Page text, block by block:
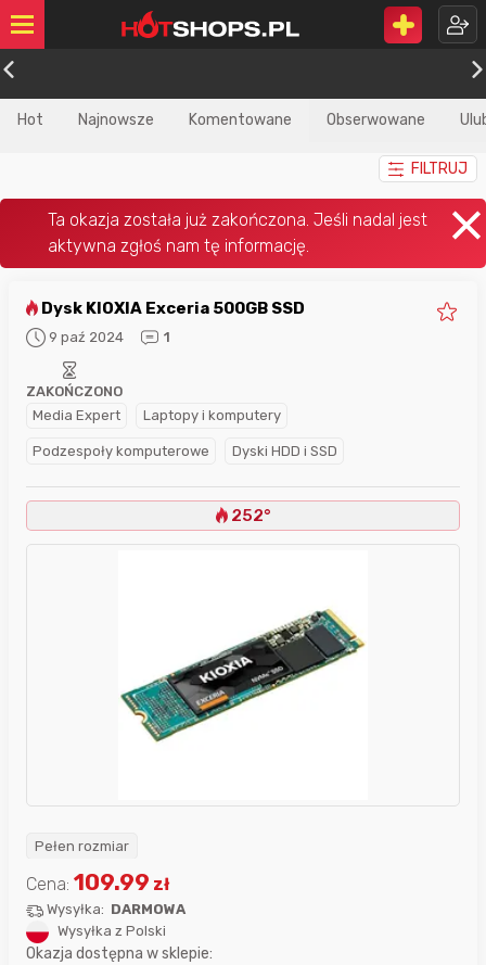
Hot Najnowsze Komentowane Obserwowane
FILTRUJ
Dysk KIOXIA Exceria 500GB SSD
9 paź 2024 1
Media Expert Laptopy i komputery
Podzespoły komputerowe Dyski HDD i SSD
ZAKOŃCZONO
252°
Pełen rozmiar
Cena: 109.99 zł
Wysyłka: DARMOWA
Wysyłka z Polski
Okazja dostępna w sklepie: